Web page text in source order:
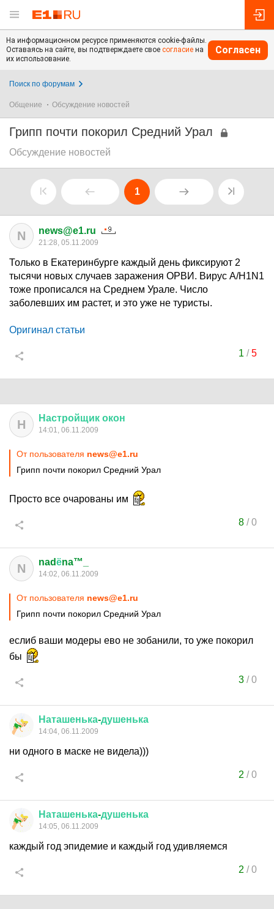
На информационном ресурсе применяются cookie-файлы.
Оставаясь на сайте, вы подтверждаете свое согласие на
их использование.
Согласен
Поиск по форумам
Общение Обсуждение новостей
Грипп почти покорил Средний Урал
Обсуждение новостей
1
N news@e1.ru
21:28, 05.11.2009
Только в Екатеринбурге каждый день фиксируют 2
тысячи новых случаев заражения ОРВИ. Вирус A/H1N1
тоже прописался на Среднем Урале. Число
заболевших им растет, и это уже не туристы.
Оригинал статьи
1 /5
Н Настройщик окон
14:01, 06.11.2009
От пользователя news@e1.ru
Грипп почти покорил Средний Урал
Просто все очарованы им
8/0
N nadёna™_
14:02, 06.11.2009
От пользователя news@e1.ru
Грипп почти покорил Средний Урал
еслиб ваши модеры ево не зобанили, то уже покорил
бы
3/0
Наташенька-душенька
14:04, 06.11.2009
ни одного в маске не видела)))
2 /0
Наташенька-душенька
14:05, 06.11.2009
каждый год эпидемие и каждый год удивляемся
2 /0